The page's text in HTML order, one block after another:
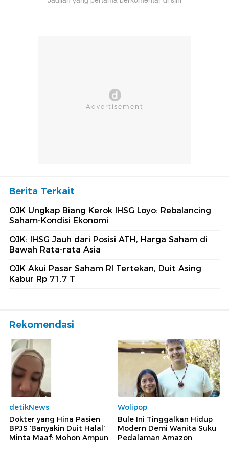
Berita Terkait
OJK Ungkap Biang Kerok IHSG Loyo: Rebalancing
Saham-Kondisi Ekonomi
OJK: IHSG Jauh dari Posisi ATH, Harga Saham di
Bawah Rata-rata Asia
OJK Akui Pasar Saham RI Tertekan, Duit Asing
Kabur Rp 71,7 T
Rekomendasi
detikNews
Dokter yang Hina Pasien
BPJS 'Banyakin Duit Halal'
Minta Maaf: Mohon Ampun
Wolipop
Bule Ini Tinggalkan Hidup
Modern Demi Wanita Suku
Pedalaman Amazon